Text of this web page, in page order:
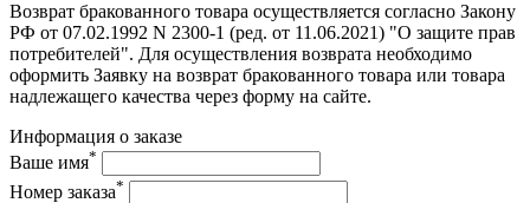
Возврат бракованного товара осуществляется согласно Закону
РФ от 07.02.1992 N 2300-1 (ред. от 11.06.2021) "О защите прав
потребителей". Для осуществления возврата необходимо
оформить Заявку на возврат бракованного товара или товара
надлежащего качества через форму на сайте.
Информация о заказе
Ваше имя*
Номер заказа*